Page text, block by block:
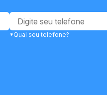
*Qual seu telefone?